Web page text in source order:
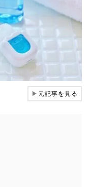
▶元記事を見る